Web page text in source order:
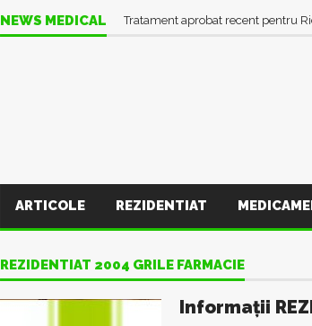
NEWS MEDICAL Tratament aprobat recent pentru
ARTICOLE REZIDENTIAT
REZIDENTIAT 2004 GRILE FARMACIE
Informații